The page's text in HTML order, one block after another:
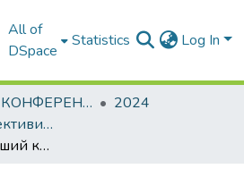
All of
DSpace
Statistics Log In
МАТЕРІАЛИ КОНФЕРЕНЦІЙ
2024
Проблеми і перспективи мовної підготовки іноземних студентів у закладах вищої освіти
Скоромовки – перший крок до ефективної соціокультурної комунікації іноземних студентів